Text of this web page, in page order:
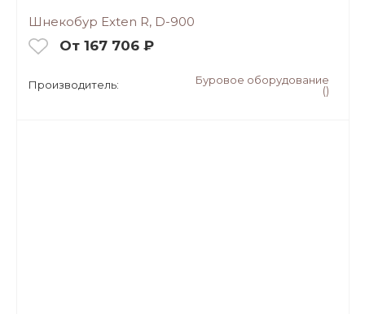
Шнекобур Exten R, D-900
От 167 706 ₽
Производитель:
Буровое оборудование
()